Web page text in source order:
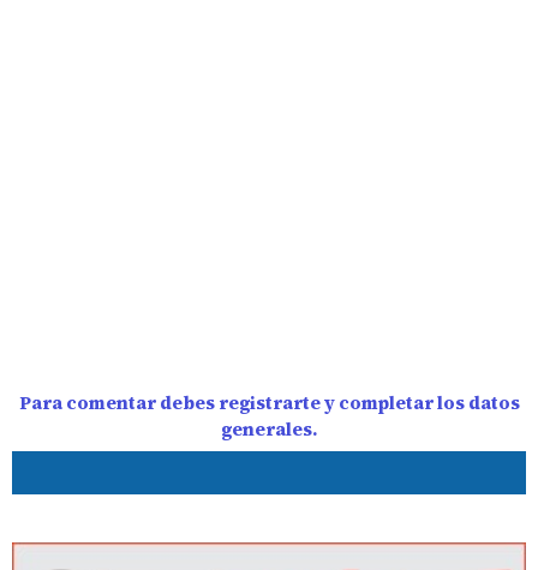
Para comentar debes registrarte y completar los datos
generales.